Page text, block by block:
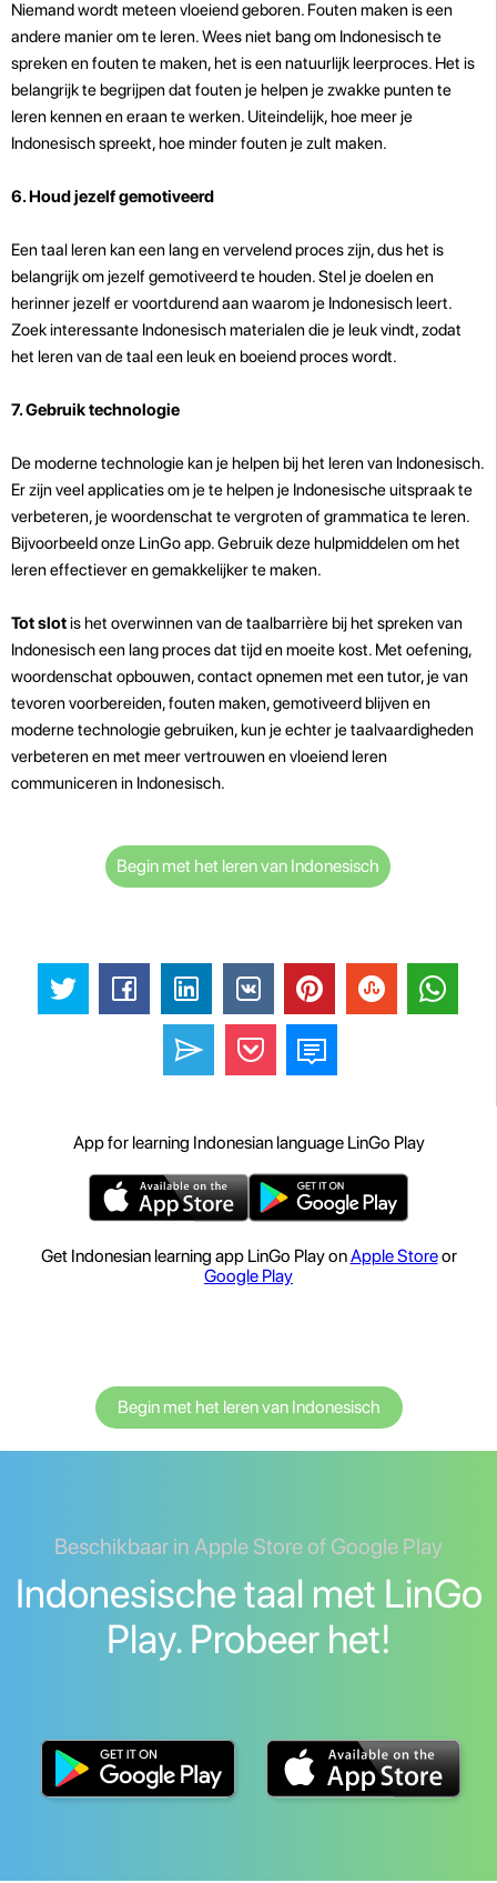
Niemand wordt meteen vloeiend geboren. Fouten maken is een
andere manier om te leren. Wees niet bang om Indonesisch te
spreken en fouten te maken, het is een natuurlijk leerproces. Het is
belangrijk te begrijpen dat fouten je helpen je zwakke punten te
leren kennen en eraan te werken. Uiteindelijk, hoe meer je
Indonesisch spreekt, hoe minder fouten je zult maken.
6. Houd jezelf gemotiveerd
Een taal leren kan een lang en vervelend proces zijn, dus het is
belangrijk om jezelf gemotiveerd te houden. Stel je doelen en
herinner jezelf er voortdurend aan waarom je Indonesisch leert.
Zoek interessante Indonesisch materialen die je leuk vindt, zodat
het leren van de taal een leuk en boeiend proces wordt.
7. Gebruik technologie
De moderne technologie kan je helpen bij het leren van Indonesisch.
Er zijn veel applicaties om je te helpen je Indonesische uitspraak te
verbeteren, je woordenschat te vergroten of grammatica te leren.
Bijvoorbeeld onze LinGo app. Gebruik deze hulpmiddelen om het
leren effectiever en gemakkelijker te maken.
Tot slotis het overwinnen van de taalbarrière bij het spreken van
Indonesisch een lang proces dat tijd en moeite kost. Met oefening,
woordenschat opbouwen, contact opnemen met een tutor, je van
tevoren voorbereiden, fouten maken, gemotiveerd blijven en
moderne technologie gebruiken, kun je echter je taalvaardigheden
verbeteren en met meer vertrouwen en vloeiend leren
communiceren in Indonesisch.
Begin met het leren van Indonesisch
App for learning Indonesian language LinGo Play
Get Indonesian learning app LinGo Play onApple Storeor
Google Play
Begin met het leren van Indonesisch
Beschikbaar in Apple Store of Google Play
Indonesische taal met LinGo
Play. Probeer het!